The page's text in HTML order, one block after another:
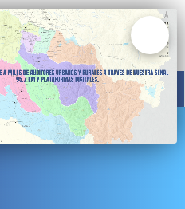
DEPORTES